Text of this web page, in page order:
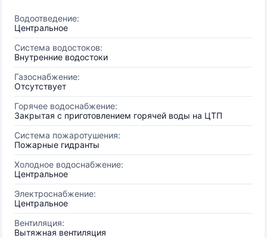
Водоотведение:
Центральное
Система водостоков:
Внутренние водостоки
Газоснабжение:
Отсутствует
Горячее водоснабжение:
Закрытая с приготовлением горячей воды на ЦТП
Система пожаротушения:
Пожарные гидранты
Холодное водоснабжение:
Центральное
Электроснабжение:
Центральное
Вентиляция:
Вытяжная вентиляция